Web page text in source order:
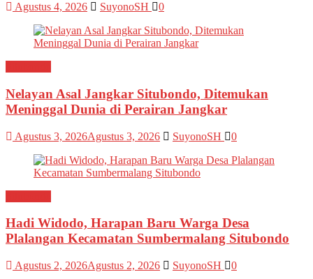
Agustus 4, 2026 SuyonoSH 0
Nelayan Asal Jangkar Situbondo, Ditemukan
Meninggal Dunia di Perairan Jangkar
Agustus 3, 2026Agustus 3, 2026 SuyonoSH 0
Hadi Widodo, Harapan Baru Warga Desa
Plalangan Kecamatan Sumbermalang Situbondo
Agustus 2, 2026Agustus 2, 2026 SuyonoSH 0